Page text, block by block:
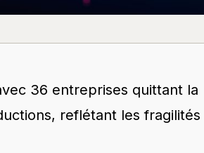
36 entreprises quittant la
reflétant les fragilités